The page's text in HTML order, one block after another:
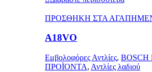
ΠΡΟΣΘΗΚΗ ΣΤΑ
A18VO
Εμβολοφόρες Αντλίες, BOSCH
ΠΡΟΪΟΝΤΑ, Αντλίες λαδιού